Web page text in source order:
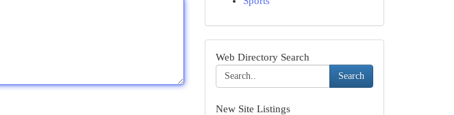
Web Directory Search
Search
New Site Listings